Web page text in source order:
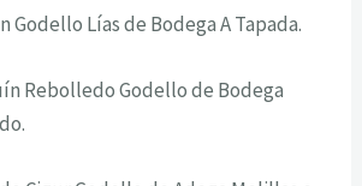
Godello Lías de Bodega A Tapada.
Rebolledo Godello de Bodega